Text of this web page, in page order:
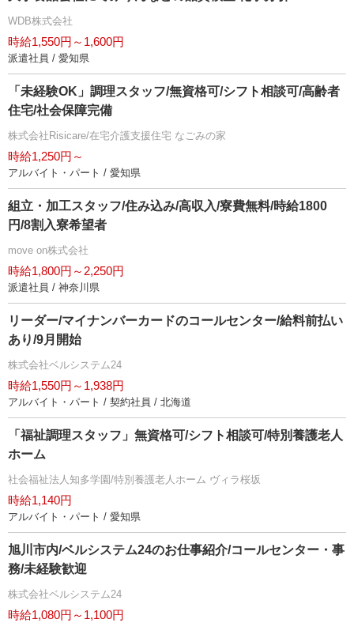
WDB株式会社
時給1,550円～1,600円
派遣社員 / 愛知県
「未経験OK」調理スタッフ/無資格可/シフト相談可/高齢者
住宅/社会保障完備
株式会社Risicare/在宅介護支援住宅 なごみの家
時給1,250円～
アルバイト・パート / 愛知県
組立・加工スタッフ/住み込み/高収入/寮費無料/時給1800
円/8割入寮希望者
move on株式会社
時給1,800円～2,250円
派遣社員 / 神奈川県
リーダー/マイナンバーカードのコールセンター/給料前払い
あり/9月開始
株式会社ベルシステム24
時給1,550円～1,938円
アルバイト・パート / 契約社員 / 北海道
「福祉調理スタッフ」無資格可/シフト相談可/特別養護老人
ホーム
社会福祉法人知多学園/特別養護老人ホーム ヴィラ桜坂
時給1,140円
アルバイト・パート / 愛知県
旭川市内/ベルシステム24のお仕事紹介/コールセンター・事
務/未経験歓迎
株式会社ベルシステム24
時給1,080円～1,100円